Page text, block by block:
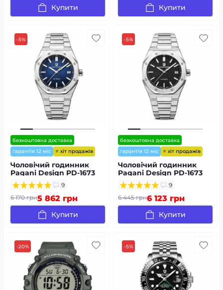
Купити Купити
-5%
безкоштовна доставка
гарантія 12 міс
⭐ хіт продажів
Чоловічий годинник
Pagani Design PD-1673
Silver-Blue
9
6 170 грн5 862 грн
Купити
-5%
безкоштовна доставка
гарантія 12 міс
⭐ хіт продажів
Чоловічий годинник
Pagani Design PD-1673
Silver-Black
9
6 445 грн6 123 грн
Купити
-20% -5%